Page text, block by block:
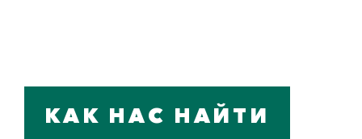
КАК НАС НАЙТИ